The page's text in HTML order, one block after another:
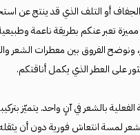
أو التلف الذي قد ينتج عن
تعبر عنكم بطريقة ناعمة
الفروق بين معطرات الشعر
على العطر الذي يكمل أناقتكم.
بالشعر في آنٍ واحد. يتميّز
لمسة انتعاش فورية دون أن